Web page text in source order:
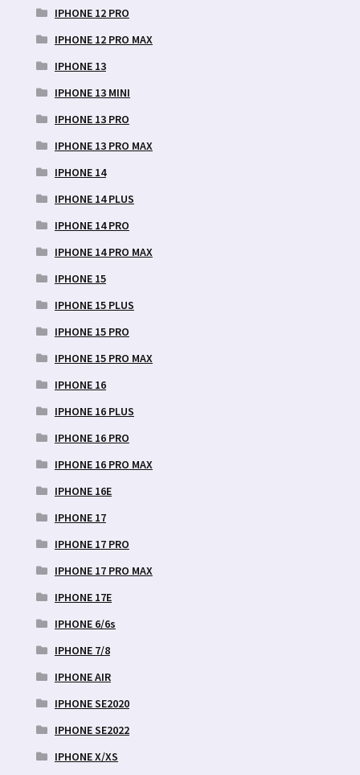
IPHONE 12 PRO
IPHONE 12 PRO MAX
IPHONE 13
IPHONE 13 MINI
IPHONE 13 PRO
IPHONE 13 PRO MAX
IPHONE 14
IPHONE 14 PLUS
IPHONE 14 PRO
IPHONE 14 PRO MAX
IPHONE 15
IPHONE 15 PLUS
IPHONE 15 PRO
IPHONE 15 PRO MAX
IPHONE 16
IPHONE 16 PLUS
IPHONE 16 PRO
IPHONE 16 PRO MAX
IPHONE 16E
IPHONE 17
IPHONE 17 PRO
IPHONE 17 PRO MAX
IPHONE 17E
IPHONE 6/6s
IPHONE 7/8
IPHONE AIR
IPHONE SE2020
IPHONE SE2022
IPHONE X/XS